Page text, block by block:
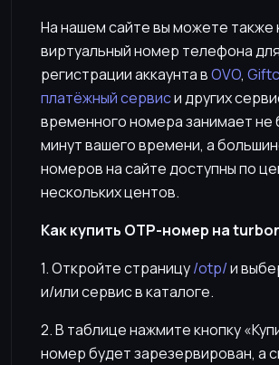
На нашем сайте вы можете также
виртуальный номер телефона для
регистрации аккаунта вOVO,
платёжный сервиси других
временного номера занимает не
минут вашего времени, а
номеров на сайте доступны по
нескольких центов.
Как купить OTP-номер на
1. Откройте страницу/otp/и
и/или сервис в каталоге.
2. В таблице нажмите кнопку
номер будет зарезервирован, а